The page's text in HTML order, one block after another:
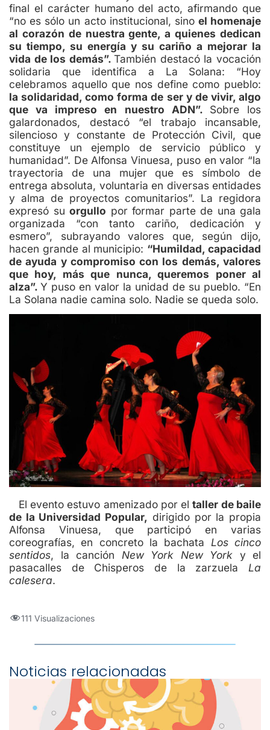
final el carácter humano del acto, afirmando que
“no es sólo un acto institucional, sino el homenaje
al corazón de nuestra gente, a quienes dedican
su tiempo, su energía y su cariño a mejorar la
vida de los demás”.También destacó la vocación
solidaria que identifica a La Solana: “Hoy
celebramos aquello que nos define como pueblo:
la solidaridad, como forma de ser y de vivir, algo
que va impreso en nuestro ADN”. Sobre los
galardonados, destacó “el trabajo incansable,
silencioso y constante de Protección Civil, que
constituye un ejemplo de servicio público y
humanidad”. De Alfonsa Vinuesa, puso en valor “la
trayectoria de una mujer que es símbolo de
entrega absoluta, voluntaria en diversas entidades
y alma de proyectos comunitarios”. La regidora
expresó su orgullo por formar parte de una gala
organizada “con tanto cariño, dedicación y
esmero”, subrayando valores que, según dijo,
hacen grande al municipio: “Humildad, capacidad
de ayuda y compromiso con los demás, valores
que hoy, más que nunca, queremos poner al
alza”. Y puso en valor la unidad de su pueblo. “En
La Solana nadie camina solo. Nadie se queda solo.
El evento estuvo amenizado por eltaller de baile
de la Universidad Popular, dirigido por la propia
Alfonsa Vinuesa, que participó en varias
coreografías, en concreto la bachata Los cinco
sentidos, la canción New York New York y el
pasacalles de Chisperos de la zarzuela La
calesera.
111 Visualizaciones
Noticias relacionadas